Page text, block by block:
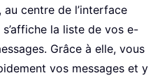
au centre de l’interface
la liste de vos e-
Grâce à elle, vous
vos messages et y